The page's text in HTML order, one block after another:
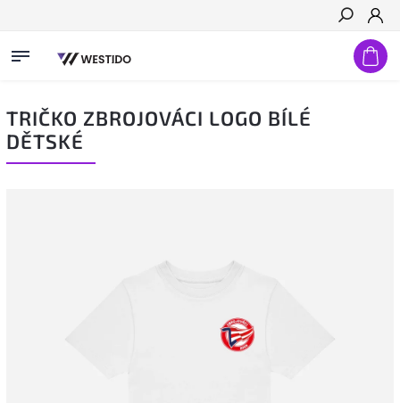
Hledat
TRIČKO ZBROJOVÁCI LOGO BÍLÉ
DĚTSKÉ